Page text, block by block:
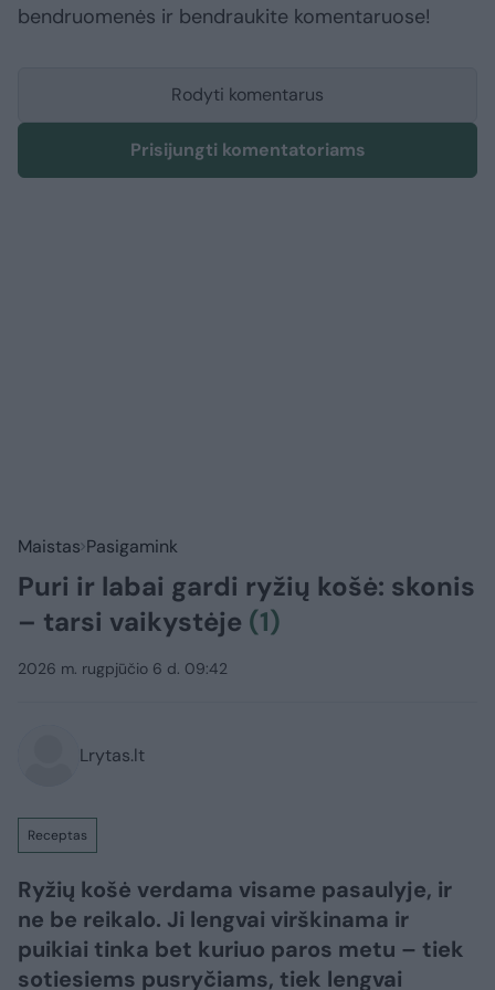
bendruomenės ir bendraukite komentaruose!
Rodyti komentarus
Prisijungti komentatoriams
Maistas Pasigamink
Puri ir labai gardi ryžių košė: skonis
– tarsi vaikystėje (1)
2026 m. rugpjūčio 6 d. 09:42
Lrytas.lt
Receptas
Ryžių košė verdama visame pasaulyje, ir
ne be reikalo. Ji lengvai virškinama ir
puikiai tinka bet kuriuo paros metu – tiek
sotiesiems pusryčiams, tiek lengvai